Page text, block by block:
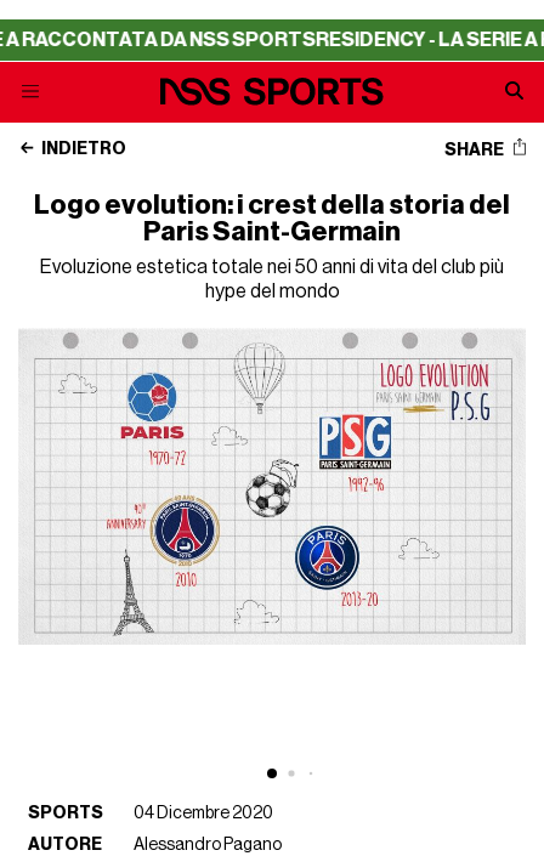
DA NSS SPORTSRESIDENCY - LA SERIE A
INDIETRO SHARE
Logo evolution: i crest della storia del
Paris Saint-Germain
Evoluzione estetica totale nei 50 anni di vita del club più
hype del mondo
SPORTS
04 Dicembre 2020
AUTORE
Alessandro Pagano